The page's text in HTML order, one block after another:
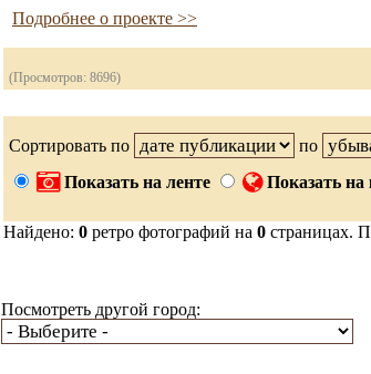
Подробнее о проекте >>
(Просмотров: 8696)
Сортировать по
по
Показать на ленте
Показать на
Найдено: 0 ретро фотографий на 0 страницах.
Посмотреть другой город: